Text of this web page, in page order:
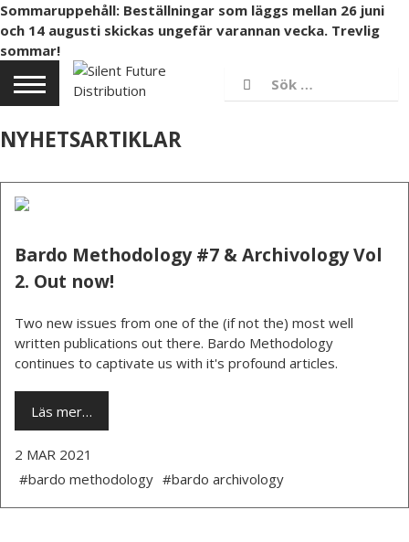
Sommaruppehåll: Beställningar som läggs mellan 26 juni
och 14 augusti skickas ungefär varannan vecka. Trevlig
sommar!
NYHETSARTIKLAR
Bardo Methodology #7 & Archivology Vol
2. Out now!
Two new issues from one of the (if not the) most well
written publications out there. Bardo Methodology
continues to captivate us with it's profound articles.
Läs mer…
2 MAR 2021
#bardo methodology #bardo archivology